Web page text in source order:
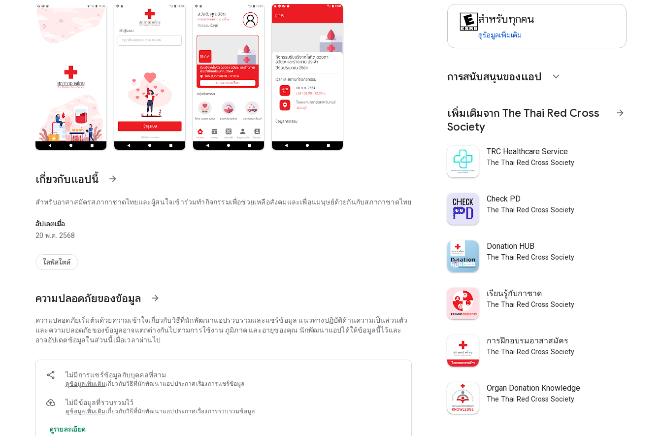
เกี่ยวกับแอปนี้ arrow_forward
สำหรับอาสาสมัครสภากาชาดไทยและผู้สนใจเข้าร่วมทำกิจกรรมเพื่อช่วยเหลือสังคมและเพื่อนมนุษย์ด้วยกันกับสภากาชาดไทย
อัปเดตเมื่อ
20 พ.ค. 2568
ไลฟ์สไตล์
ความปลอดภัยของข้อมูล arrow_forward
ความปลอดภัยเริ่มต้นด้วยความเข้าใจเกี่ยวกับวิธีที่นักพัฒนาแอปรวบรวมและแชร์ข้อมูล แนวทางปฏิบัติด้านความเป็นส่วนตัว
และความปลอดภัยของข้อมูลอาจแตกต่างกันไปตามการใช้งาน ภูมิภาค และอายุของคุณ นักพัฒนาแอปได้ให้ข้อมูลนี้ไว้และ
อาจอัปเดตข้อมูลในส่วนนี้เมื่อเวลาผ่านไป
ไม่มีการแชร์ข้อมูลกับบุคคลที่สาม
ดูข้อมูลเพิ่มเติมเกี่ยวกับวิธีที่นักพัฒนาแอปประกาศเรื่องการแชร์ข้อมูล
ไม่มีข้อมูลที่รวบรวมไว้
ดูข้อมูลเพิ่มเติมเกี่ยวกับวิธีที่นักพัฒนาแอปประกาศเรื่องการรวบรวมข้อมูล
ดูรายละเอียด
สำหรับทุกคน
ดูข้อมูลเพิ่มเติม
การสนับสนุนของแอป expand_more
เพิ่มเติมจาก The Thai Red Cross
Society
arrow_forward
TRC Healthcare Service
The Thai Red Cross Society
Check PD
The Thai Red Cross Society
Donation HUB
The Thai Red Cross Society
เรียนรู้กับกาชาด
The Thai Red Cross Society
การฝึกอบรมอาสาสมัคร
The Thai Red Cross Society
Organ Donation Knowledge
The Thai Red Cross Society